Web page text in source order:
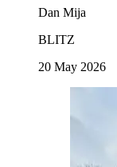
Dan Mija
BLITZ
20 May 2026